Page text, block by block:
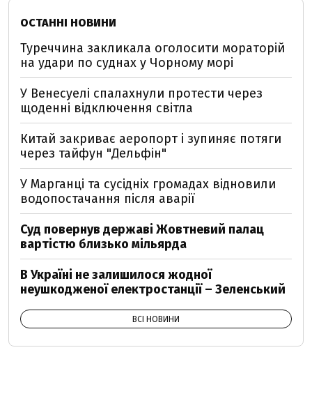
ОСТАННІ НОВИНИ
Туреччина закликала оголосити мораторій
на удари по суднах у Чорному морі
У Венесуелі спалахнули протести через
щоденні відключення світла
Китай закриває аеропорт і зупиняє потяги
через тайфун "Дельфін"
У Марганці та сусідніх громадах відновили
водопостачання після аварії
Суд повернув державі Жовтневий палац
вартістю близько мільярда
В Україні не залишилося жодної
неушкодженої електростанції – Зеленський
ВСІ НОВИНИ